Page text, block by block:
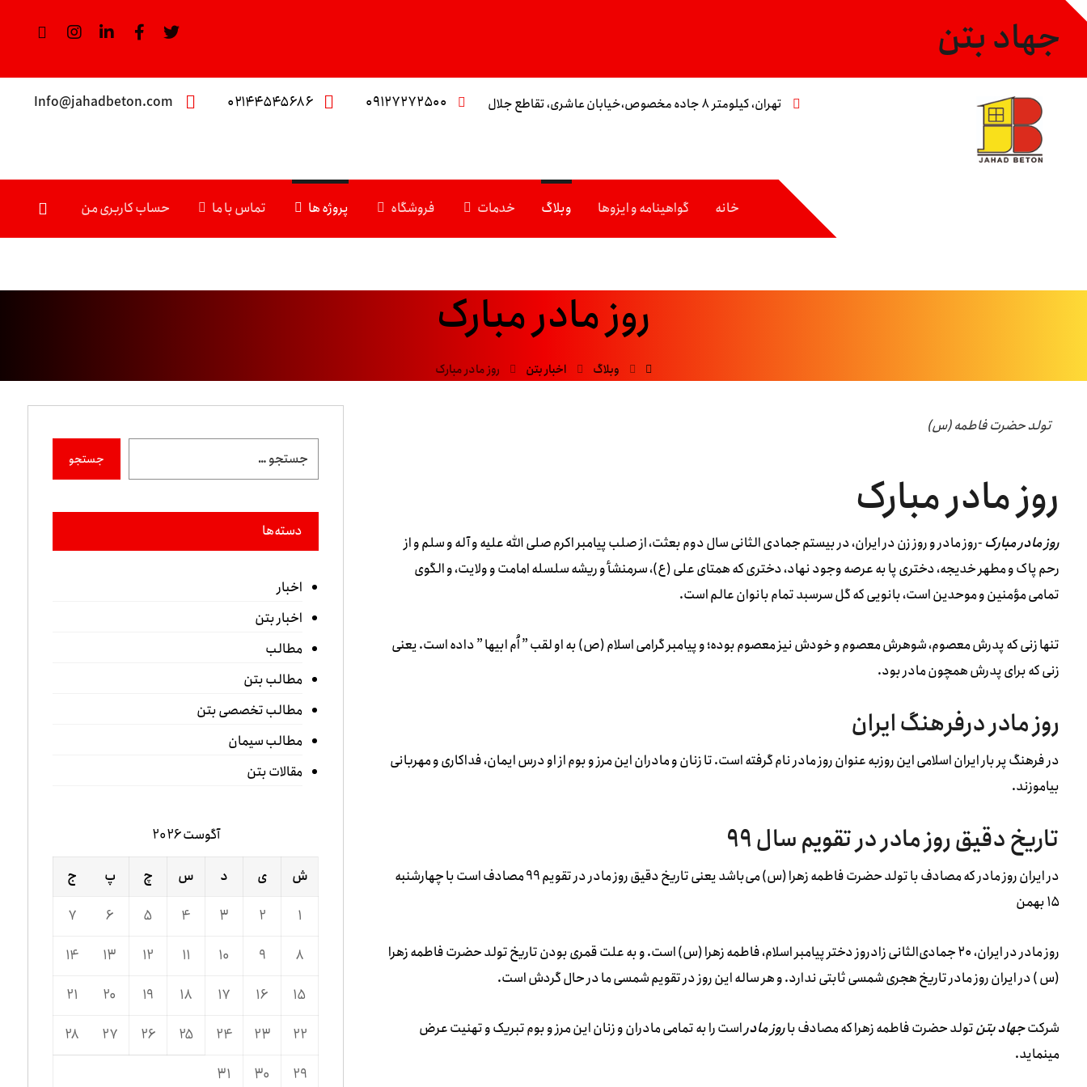
جهاد بتن
Info@jahadbeton.com ۰۲۱۴۴۵۴۵۶۸۶ ۰۹۱۲۷۲۷۲۵۰۰ تهران، کیلومتر ۸ جاده مخصوص،خیابان عاشری، تقاطع جلال
خانه گواهینامه و ایزوها وبلاگ خدمات فروشگاه پروژه ها تماس با ما حساب کاربری من
روز مادر مبارک
وبلاگ اخبار بتن روز مادر مبارک
تولد حضرت فاطمه (س)
روز مادر مبارک
روز مادر مبارک -روز مادر و روز زن در ایران، در بیستم جمادى الثانى سال دوم بعثت، از صلب پیامبر اکرم صلى الله علیه و آله و سلم و از
رحم پاک و مطهر خدیجه، دخترى پا به عرصه وجود نهاد، دخترى که همتاى على (ع)، سرمنشأ و ریشه سلسله امامت و ولایت، و الگوى
تمامى مؤمنین و موحدین است، بانویی که گل سرسبد تمام بانوان عالم است.
تنها زنی که پدرش معصوم، شوهرش معصوم و خودش نیز معصوم بوده؛ و پیامبر گرامی اسلام (ص) به او لقب ” اُم ابیها ” داده است. یعنی
زنی که برای پدرش همچون مادر بود.
روز مادر درفرهنگ ایران
در فرهنگ پر بار ایران اسلامی این روزبه عنوان روز مادر نام گرفته است. تا زنان و مادران این مرز و بوم از او درس ایمان، فداکاری و مهربانی
بیاموزند.
تاریخ دقیق روز مادر در تقویم سال ۹۹
در ایران روز مادر که مصادف با تولد حضرت فاطمه زهرا (س) می‌باشد یعنی تاریخ دقیق روز مادر در تقویم 99 مصادف است با چهارشنبه
۱۵ بهمن
روز مادر در ایران، ۲۰ جمادی‌الثانی زادروز دختر پیامبر اسلام، فاطمه زهرا (س) است. و به علت قمری بودن تاریخ تولد حضرت فاطمه زهرا
(س ) در ایران روز مادر تاریخ هجری شمسی ثابتی ندارد. و هر ساله این روز در تقویم شمسی ما در حال گردش است.
شرکتجهاد بتنتولد حضرت فاطمه زهرا که مصادف باروز مادراست را به تمامی مادران و زنان این مرز و بوم تبریک و تهنیت عرض
مینماید.
جستجو
دسته‌ها
اخبار
اخبار بتن
مطالب
مطالب بتن
مطالب تخصصی بتن
مطالب سیمان
مقالات بتن
آگوست 2026
ش ی د س چ پ
ج
1
2
3
4
5
6
7
8
9
10
11
12
13
14
15
16
17
18
19
20
21
22
23
24
25
26
27
28
29
30
31